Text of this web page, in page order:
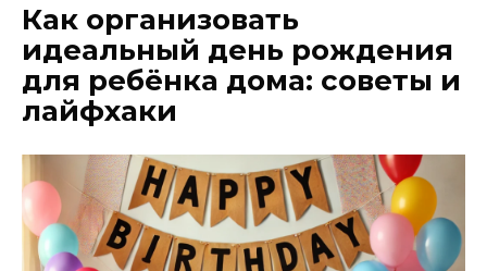
Как организовать
идеальный день рождения
для ребёнка дома: советы и
лайфхаки